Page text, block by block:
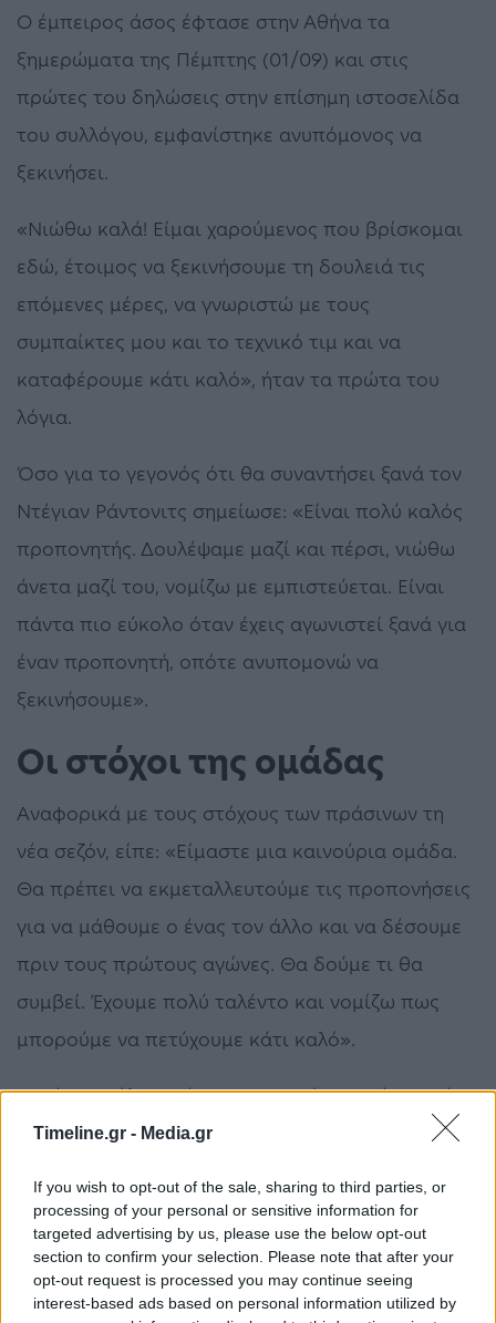
Timeline.gr - Media.gr
If you wish to opt-out of the sale, sharing to third parties, or
processing of your personal or sensitive information for
targeted advertising by us, please use the below opt-out
section to confirm your selection. Please note that after your
opt-out request is processed you may continue seeing
interest-based ads based on personal information utilized by
Ο έμπειρος άσος έφτασε στην Αθήνα τα
ξημερώματα της Πέμπτης (01/09) και στις
πρώτες του δηλώσεις στην επίσημη ιστοσελίδα
του συλλόγου, εμφανίστηκε ανυπόμονος να
ξεκινήσει.
«Νιώθω καλά! Είμαι χαρούμενος που βρίσκομαι
εδώ, έτοιμος να ξεκινήσουμε τη δουλειά τις
επόμενες μέρες, να γνωριστώ με τους
συμπαίκτες μου και το τεχνικό τιμ και να
καταφέρουμε κάτι καλό», ήταν τα πρώτα του
λόγια.
Όσο για το γεγονός ότι θα συναντήσει ξανά τον
Ντέγιαν Ράντονιτς σημείωσε: «Είναι πολύ καλός
προπονητής. Δουλέψαμε μαζί και πέρσι, νιώθω
άνετα μαζί του, νομίζω με εμπιστεύεται. Είναι
πάντα πιο εύκολο όταν έχεις αγωνιστεί ξανά για
έναν προπονητή, οπότε ανυπομονώ να
ξεκινήσουμε».
Οι στόχοι της ομάδας
Αναφορικά με τους στόχους των πράσινων τη
νέα σεζόν, είπε: «Είμαστε μια καινούρια ομάδα.
Θα πρέπει να εκμεταλλευτούμε τις προπονήσεις
για να μάθουμε ο ένας τον άλλο και να δέσουμε
πριν τους πρώτους αγώνες. Θα δούμε τι θα
συμβεί. Έχουμε πολύ ταλέντο και νομίζω πως
μπορούμε να πετύχουμε κάτι καλό».
Ο Νέιτ Γουόλτερς έχει αγωνιστεί αρκετές φορές
στοΟΑΚΑως αντίπαλος ωστόσο τώρα φτάνει η
Παναθηναϊκού: «Κάθε φορά οι φίλαθλοι του
Παναθηναϊκού δημιουργούν μια φανταστική
ατμόσφαιρα, ιδιαίτερα πριν τον Covid.